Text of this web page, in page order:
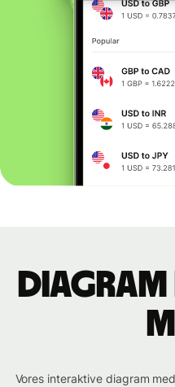
Vores interaktive diagram